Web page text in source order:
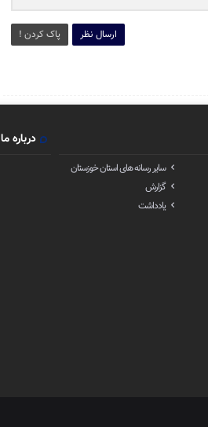
ارسال نظر پاک کردن !
سایر رسانه های استان خوزستان
گزارش
یادداشت
درباره ما